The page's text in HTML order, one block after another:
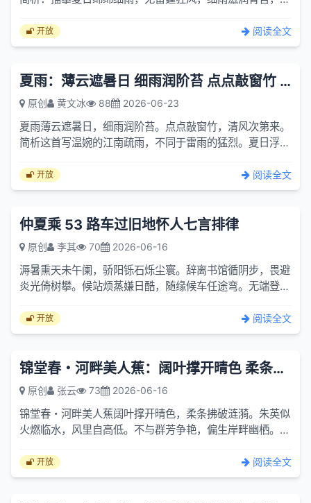
抒情。...
开放 阅读全文
夏雨：薄云遮暑日 细雨润阶苔 点点敲窗竹 清风次第来。
原创 黄文冰 88 2026-06-23
夏雨薄云遮暑日，细雨润阶苔。点点敲窗竹，清风次第来。
简析这首写温婉的江南疏雨，不同于雷雨的猛烈。夏日浮云
着清风...
开放 阅读全文
仲夏乘 53 路车过旧地怀人七言排律
原创 李其 70 2026-06-16
溽暑熏天未午阑，骄阳铄石烁尘寰。辞离书馆循阴步，畏避
炎光倚树攀。候站烦蒸嫌日酷，随缘候车任途弯。无端登路
颜。去...
开放 阅读全文
锦堂春・河畔美人蕉：阔叶撑开晴色 柔条拂破涟漪
原创 张云 73 2026-06-16
锦堂春・河畔美人蕉阔叶撑开晴色，柔条拂破涟漪。朱英似
火燃临水，风里自高低。不与群芳争艳，偏生岸畔幽栖。年
态：阔...
开放 阅读全文